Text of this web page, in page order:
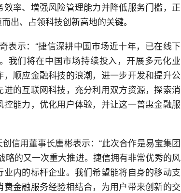
率、增强风险管理能力并降低服务门槛，正
出、占领科技创新高地的关键。
表示：“捷信深耕中国市场近十年，已在线下
我们将在中国市场持续投入，开展多元化业
顺应金融科技的浪潮，进一步开发和提升公
的互联网科技，充分利用双方资源，探索消
能力，优化用户体验，并让这一普惠金融服
信用董事长唐彬表示：“此次合作是易宝集团
略的又一次重大推进。捷信拥有非常优秀的风
内的标杆企业。我们希望能将自身的移动支
金融服务经验相结合，为用户带来创新的交